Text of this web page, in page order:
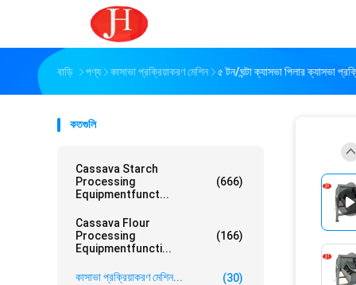
বাড়ি পণ্য কাসাভা প্রক্রিয়াকরণ মেশিন ৫ টন/ঘন্টা ক্যাসভা পিলার ক্যাসভা
কতগুলি
Cassava Starch
Processing
Equipmentfunct...
(666)
Cassava Flour
Processing
Equipmentfuncti...
(166)
কাসাভা প্রক্রিয়াকরণ মেশিন... (30)